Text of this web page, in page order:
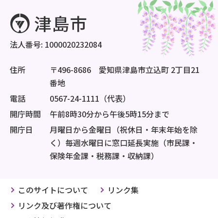
法人番号: 1000020232084
住所
〒496-8686 愛知県津島市立込町 2丁目21
番地
電話
0567-24-1111（代表）
開庁時間
午前8時30分から午後5時15分まで
開庁日
月曜日から金曜日（祝休日・年末年始を除
く）毎週水曜日に窓口延長実施（市民課・
保険年金課・税務課・収納課）
このサイトについて
リンク集
リンク及び著作権について